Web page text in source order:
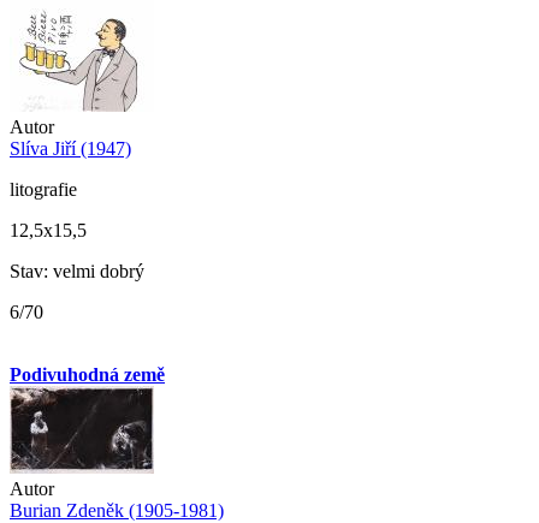
Autor
Slíva Jiří (1947)
litografie
12,5x15,5
Stav: velmi dobrý
6/70
Podivuhodná země
Autor
Burian Zdeněk (1905-1981)